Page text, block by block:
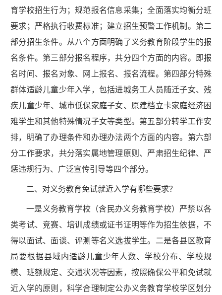
育学校招生行为；规范报名信息采集；全面落实均衡分班
要求；严格执行收费标准；建立招生预警工作机制。第二
部分招生条件。从八个方面明确了义务教育阶段学生的报
名条件。第三部分报名程序，共分四个方面的内容。即报
名时间、报名对象、网上报名、报名流程。第四部分特殊
群体适龄儿童少年入学，包括进城务工人员随迁子女、残
疾儿童少年、城市低保家庭子女、原建档立卡家庭经济困
难学生和其他特殊情况子女等类型。第五部分转学工作安
排，明确了办理条件和办理办法两个方面的内容。第六部
分工作要求，共分落实属地管理原则、严肃招生纪律、严
惩违规行为、广泛宣传引导等四个部分。
二、对义务教育免试就近入学有哪些要求？
一是义务教育学校（含民办义务教育学校）严禁以各
类考试、竞赛、培训成绩或证书证明等作为招生依据，不
得以面试、面谈、评测等名义选拔学生。二是各县区教育
局要根据县域内适龄儿童少年人数、学校分布、学校规
模、班额规定、交通状况等因素，按照确保公平和免试就
近入学的原则，科学合理制定公办义务教育学校学区划分